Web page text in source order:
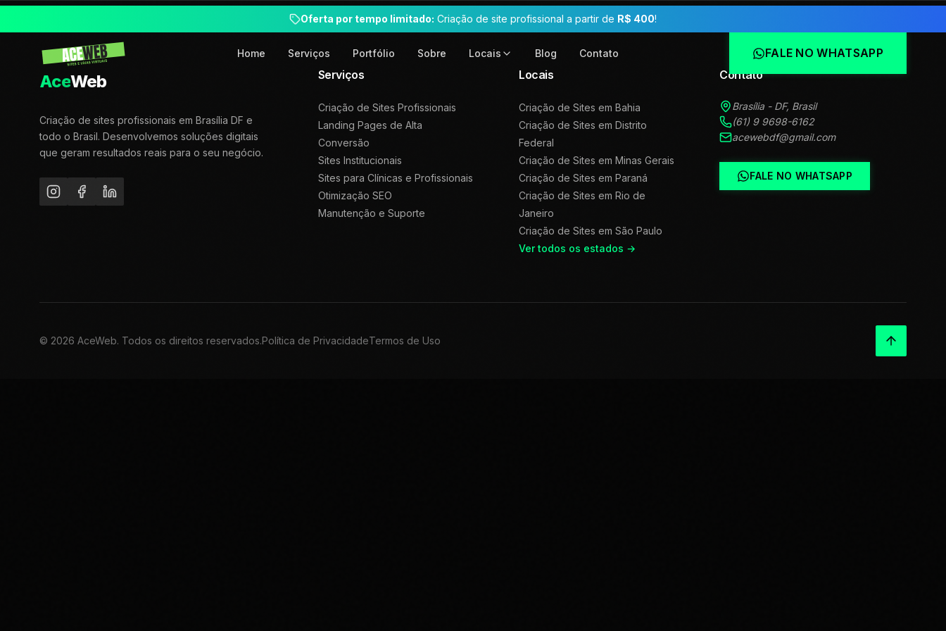
Oferta por tempo limitado: Criação de site profissional a partir de R$ 400!
Home Serviços Portfólio Sobre Locais Blog Contato FALE NO WHATSAPP
AceWeb
Criação de sites profissionais em Brasília DF e
todo o Brasil. Desenvolvemos soluções digitais
que geram resultados reais para o seu negócio.
Serviços
Criação de Sites Profissionais
Landing Pages de Alta
Conversão
Sites Institucionais
Sites para Clínicas e Profissionais
Otimização SEO
Manutenção e Suporte
Locais
Criação de Sites emBahia
Criação de Sites emDistrito
Federal
Criação de Sites emMinas Gerais
Criação de Sites emParaná
Criação de Sites emRio de
Janeiro
Criação de Sites emSão Paulo
Ver todos os estados →
Contato
Brasília - DF, Brasil
(61) 9 9698-6162
acewebdf@gmail.com
FALE NO WHATSAPP
© 2026 AceWeb. Todos os direitos reservados.Política de PrivacidadeTermos de Uso